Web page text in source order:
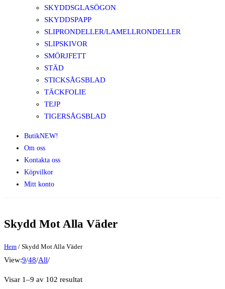
SKYDDSGLASÖGON
SKYDDSPAPP
SLIPRONDELLER/LAMELLRONDELLER
SLIPSKIVOR
SMÖRJFETT
STÄD
STICKSÅGSBLAD
TÄCKFOLIE
TEJP
TIGERSÅGSBLAD
ButikNEW!
Om oss
Kontakta oss
Köpvilkor
Mitt konto
Skydd Mot Alla Väder
Hem / Skydd Mot Alla Väder
View:9/48/All/
Visar 1–9 av 102 resultat